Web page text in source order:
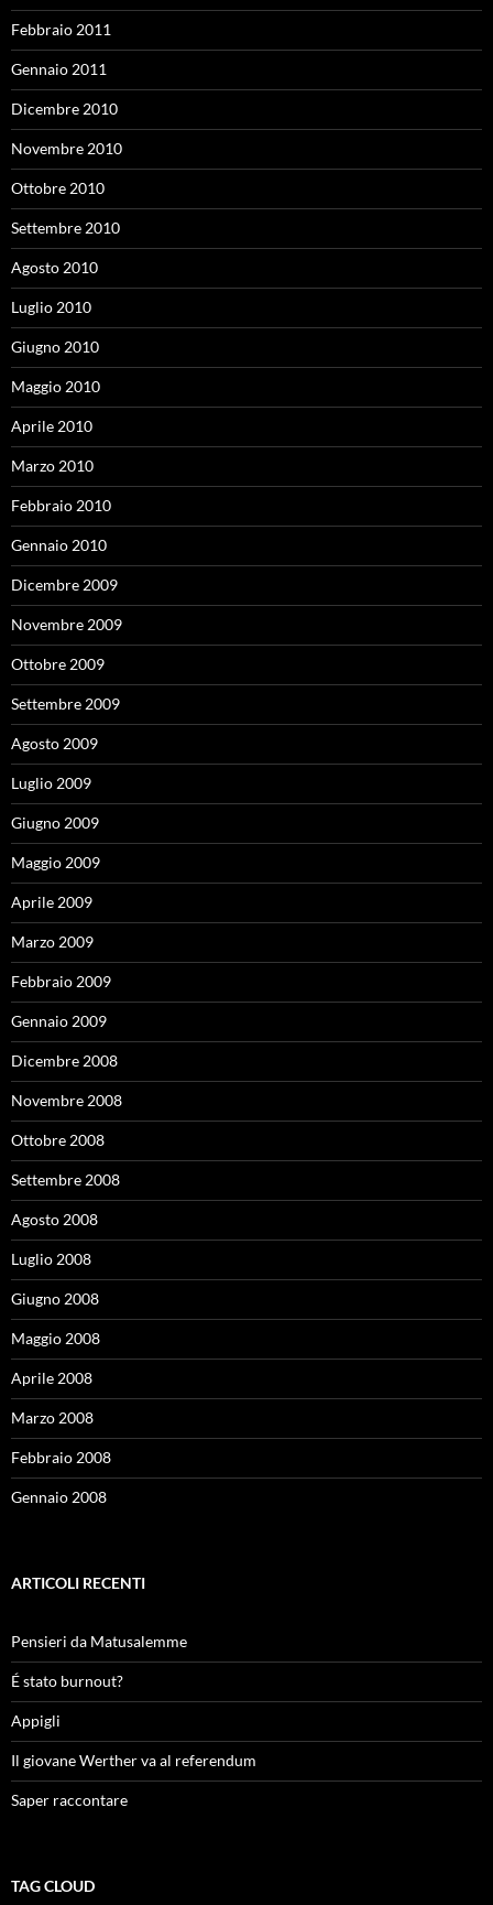
Febbraio 2011
Gennaio 2011
Dicembre 2010
Novembre 2010
Ottobre 2010
Settembre 2010
Agosto 2010
Luglio 2010
Giugno 2010
Maggio 2010
Aprile 2010
Marzo 2010
Febbraio 2010
Gennaio 2010
Dicembre 2009
Novembre 2009
Ottobre 2009
Settembre 2009
Agosto 2009
Luglio 2009
Giugno 2009
Maggio 2009
Aprile 2009
Marzo 2009
Febbraio 2009
Gennaio 2009
Dicembre 2008
Novembre 2008
Ottobre 2008
Settembre 2008
Agosto 2008
Luglio 2008
Giugno 2008
Maggio 2008
Aprile 2008
Marzo 2008
Febbraio 2008
Gennaio 2008
ARTICOLI RECENTI
Pensieri da Matusalemme
É stato burnout?
Appigli
Il giovane Werther va al referendum
Saper raccontare
TAG CLOUD